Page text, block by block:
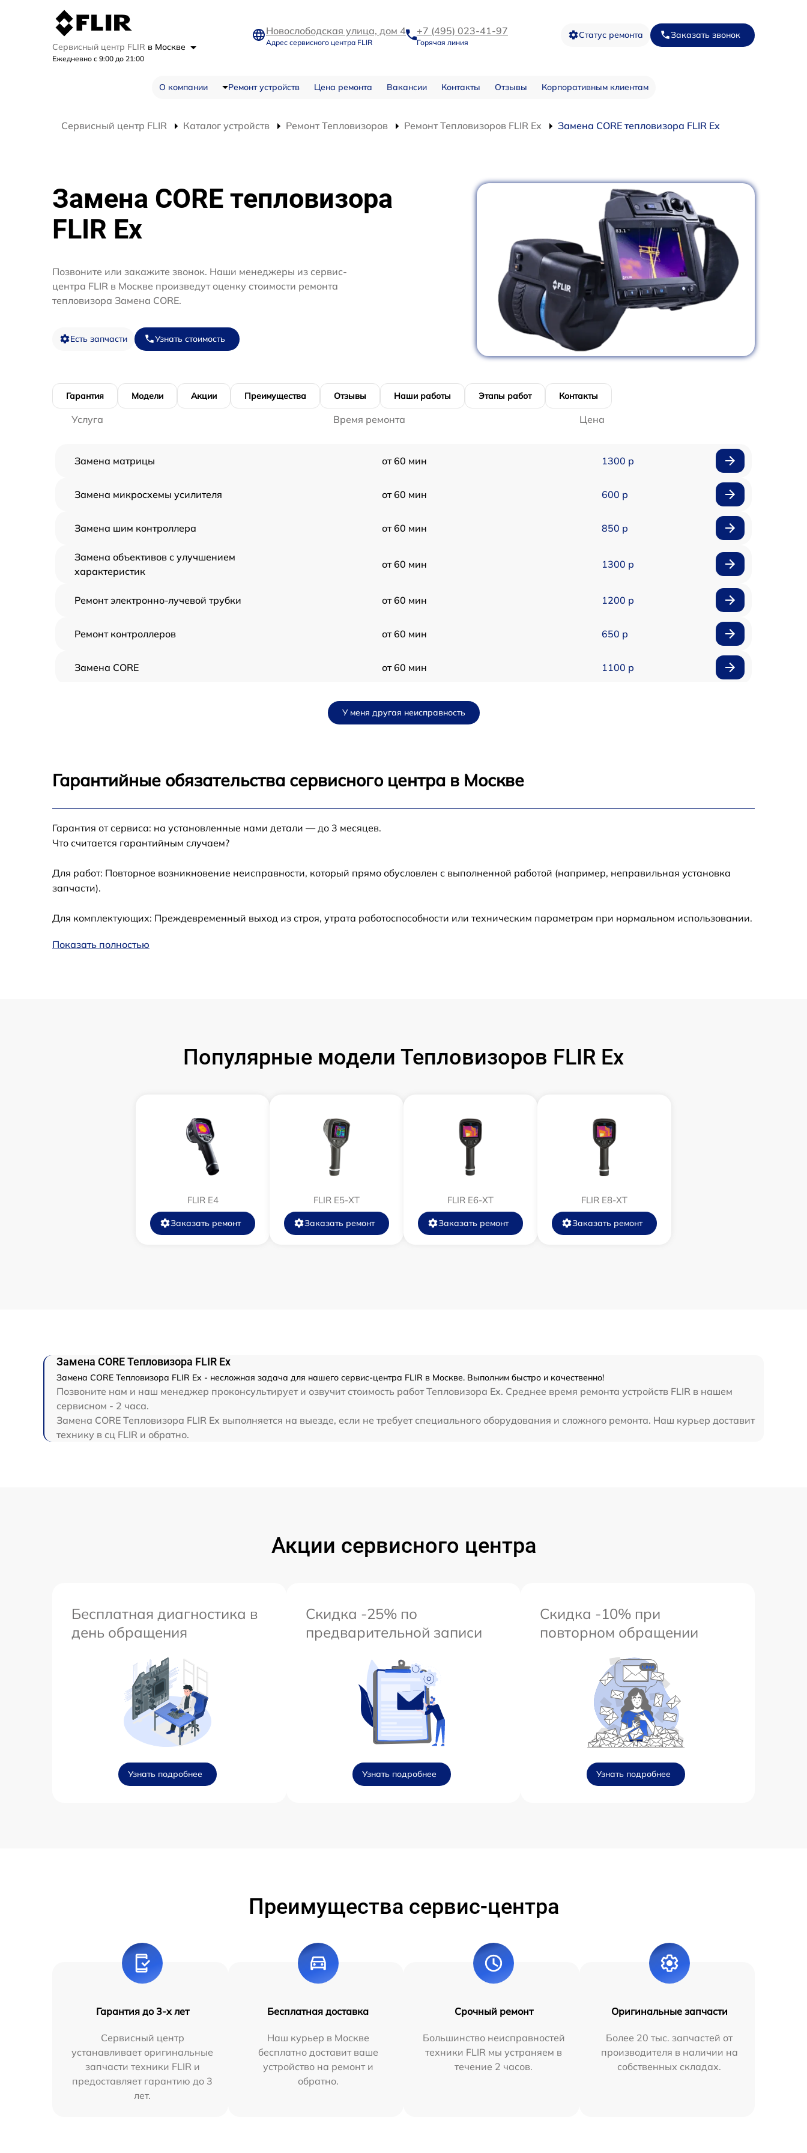
Сервисный центр FLIR в Москве
Ежедневно с 9:00 до 21:00
Новослободская улица, дом 4
Адрес сервисного центра FLIR
+7 (495) 023-41-97
Горячая линия
Статус ремонта Заказать звонок
О компании Ремонт устройств Цена ремонта Вакансии Контакты Отзывы Корпоративным клиентам
Сервисный центр FLIR Каталог устройств Ремонт Тепловизоров Ремонт Тепловизоров FLIR Ex Замена CORE тепловизора FLIR Ex
Замена CORE тепловизора
FLIR Ex
Позвоните или закажите звонок. Наши менеджеры из сервис-
центра FLIR в Москве произведут оценку стоимости ремонта
тепловизора Замена CORE.
Есть запчасти Узнать стоимость
Гарантия Модели Акции Преимущества Отзывы Наши работы Этапы работ Контакты
Услуга Время ремонта Цена
Замена матрицы от 60 мин 1300 р
Замена микросхемы усилителя от 60 мин 600 р
Замена шим контроллера от 60 мин 850 р
Замена объективов с улучшением
характеристик
от 60 мин 1300 р
Ремонт электронно-лучевой трубки от 60 мин 1200 р
Ремонт контроллеров от 60 мин 650 р
Замена CORE от 60 мин 1100 р
от 60 мин
Ремонт встроенного дальнометра и
других устройств
Замена микросхемы логики от 60 мин 450 р
Ремонт цепи питания
Прошивка (Обновление ПО) 450 р
750 р
Восстановление после попадания влаги от 60 мин 850 р
У меня другая неисправность
Гарантийные обязательства сервисного центра в Москве
Гарантия от сервиса: на установленные нами детали — до 3 месяцев.
Что считается гарантийным случаем?
Для работ: Повторное возникновение неисправности, который прямо обусловлен с выполненной работой (например, неправильная установка
запчасти).
Для комплектующих: Преждевременный выход из строя, утрата работоспособности или техническим параметрам при нормальном использовании.
Показать полностью
Популярные модели Тепловизоров FLIR Ex
FLIR E4
Заказать ремонт
FLIR E5-XT
Заказать ремонт
FLIR E6-XT
Заказать ремонт
FLIR E8-XT
Заказать ремонт
Замена CORE Тепловизора FLIR Ex
Замена CORE Тепловизора FLIR Ex - несложная задача для нашего сервис-центра FLIR в Москве. Выполним быстро и качественно!
Позвоните нам и наш менеджер проконсультирует и озвучит стоимость работ Тепловизора Ex. Среднее время ремонта устройств FLIR в нашем
сервисном - 2 часа.
Замена CORE Тепловизора FLIR Ex выполняется на выезде, если не требует специального оборудования и сложного ремонта. Наш курьер доставит
технику в сц FLIR и обратно.
Акции сервисного центра
Бесплатная диагностика в
день обращения
Узнать подробнее
Скидка -25% по
предварительной записи
Узнать подробнее
Скидка -10% при
повторном обращении
Узнать подробнее
Преимущества сервис-центра
Гарантия до 3-х лет
Сервисный центр
устанавливает оригинальные
запчасти техники FLIR и
предоставляет гарантию до 3
лет.
Бесплатная доставка
Наш курьер в Москве
бесплатно доставит ваше
устройство на ремонт и
обратно.
Срочный ремонт
Большинство неисправностей
техники FLIR мы устраняем в
течение 2 часов.
Оригинальные запчасти
Более 20 тыс. запчастей от
производителя в наличии на
собственных складах.